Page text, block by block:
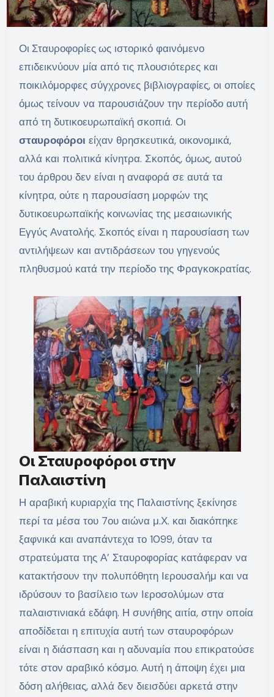
Οι Σταυροφορίες ως ιστορικό φαινόμενο
επιδεικνύουν μία από τις πλουσιότερες και
ποικιλόμορφες σύγχρονες βιβλιογραφίες, οι οποίες
όμως τείνουν να παρουσιάζουν την περίοδο αυτή
από τη δυτικοευρωπαϊκή σκοπιά. Οι
σταυροφόροι είχαν θρησκευτικά, οικονομικά,
αλλά και πολιτικά κίνητρα. Σκοπός, όμως, αυτού
του άρθρου δεν είναι η αναφορά σε αυτά τα
κίνητρα, ούτε η παρουσίαση μορφών της
δυτικοευρωπαϊκής κοινωνίας της μεσαιωνικής
Εγγύς Ανατολής. Σκοπός είναι η παρουσίαση των
αντιλήψεων και αντιδράσεων του γηγενούς
πληθυσμού κατά την περίοδο της Φραγκοκρατίας.
Οι Σταυροφόροι στην
Παλαιστίνη
Η αραβική κυριαρχία της Παλαιστίνης ξεκίνησε
περί τα μέσα του 7ου αιώνα μ.Χ. και διακόπηκε
ξαφνικά και αναπάντεχα το 1099, όταν τα
στρατεύματα της Α’ Σταυροφορίας κατάφεραν να
κατακτήσουν την πολυπόθητη Ιερουσαλήμ και να
ιδρύσουν το βασίλειο των Ιεροσολύμων στα
παλαιστινιακά εδάφη. Η συνήθης αιτία, στην οποία
αποδίδεται η επιτυχία αυτή των σταυροφόρων
είναι η διάσπαση και η αδυναμία που επικρατούσε
τότε στον αραβικό κόσμο. Αυτή η άποψη έχει μια
δόση αλήθειας, αλλά δεν διεισδύει αρκετά στην